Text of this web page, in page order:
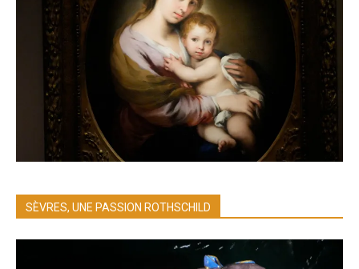
SÈVRES, UNE PASSION ROTHSCHILD